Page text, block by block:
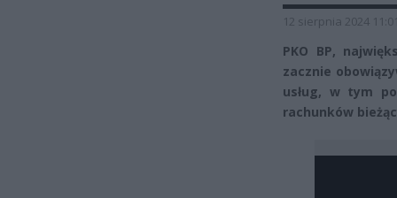
12 sierpnia 2024
PKO BP,
zacznie
usług, w tym
rachunków